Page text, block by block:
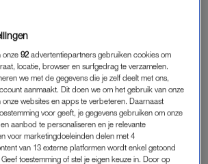
BRIDGET MAASLAND
HULP
niet goed met mama sinds mijn
week geleden. Ze heeft veel pijn, is
nauwelijks en heeft geen eetlust.’
haar moeder inmiddels naar de
is gebracht, om te kijken ‘of de artsen het
maken’.
onze92 advertentiepartners gebruiken cookies om
locatie, browser en surfgedrag te verzamelen.
we met de gegevens die je zelf deelt met ons,
aanmaakt. Dit doen we om het gebruik van onze
onze websites en apps te verbeteren. Daarnaast
voor geeft, je gegevens gebruiken om onze
aanbod te personaliseren en je relevante
voor marketingdoeleinden delen met 4
van 13 externe platformen wordt enkel getoond
toestemming of stel je eigen keuze in. Door op